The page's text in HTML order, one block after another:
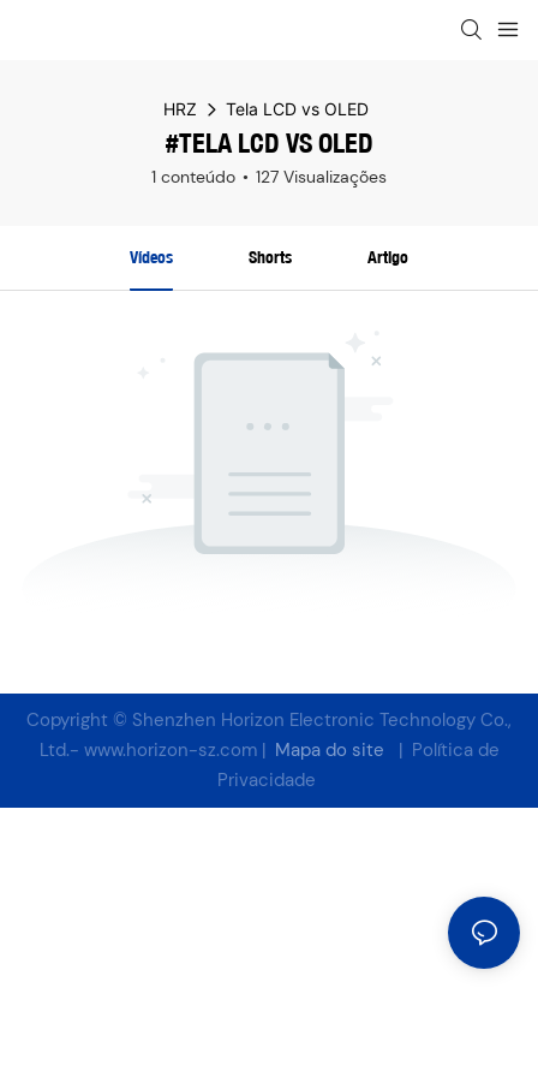
HRZ Tela LCD vs OLED
#TELA LCD VS OLED
1 conteúdo 127 Visualizações
Vídeos Shorts Artigo
Copyright © Shenzhen Horizon Electronic Technology Co.,
Ltd.- www.horizon-sz.com | Mapa do site | Política de
Privacidade